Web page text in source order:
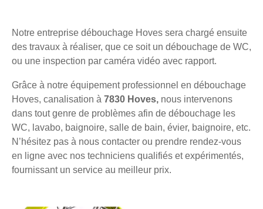
Notre entreprise débouchage Hoves sera chargé ensuite
des travaux à réaliser, que ce soit un débouchage de WC,
ou une inspection par caméra vidéo avec rapport.
Grâce à notre équipement professionnel en débouchage
Hoves, canalisation à 7830 Hoves, nous intervenons
dans tout genre de problèmes afin de débouchage les
WC, lavabo, baignoire, salle de bain, évier, baignoire, etc.
N’hésitez pas à nous contacter ou prendre rendez-vous
en ligne avec nos techniciens qualifiés et expérimentés,
fournissant un service au meilleur prix.